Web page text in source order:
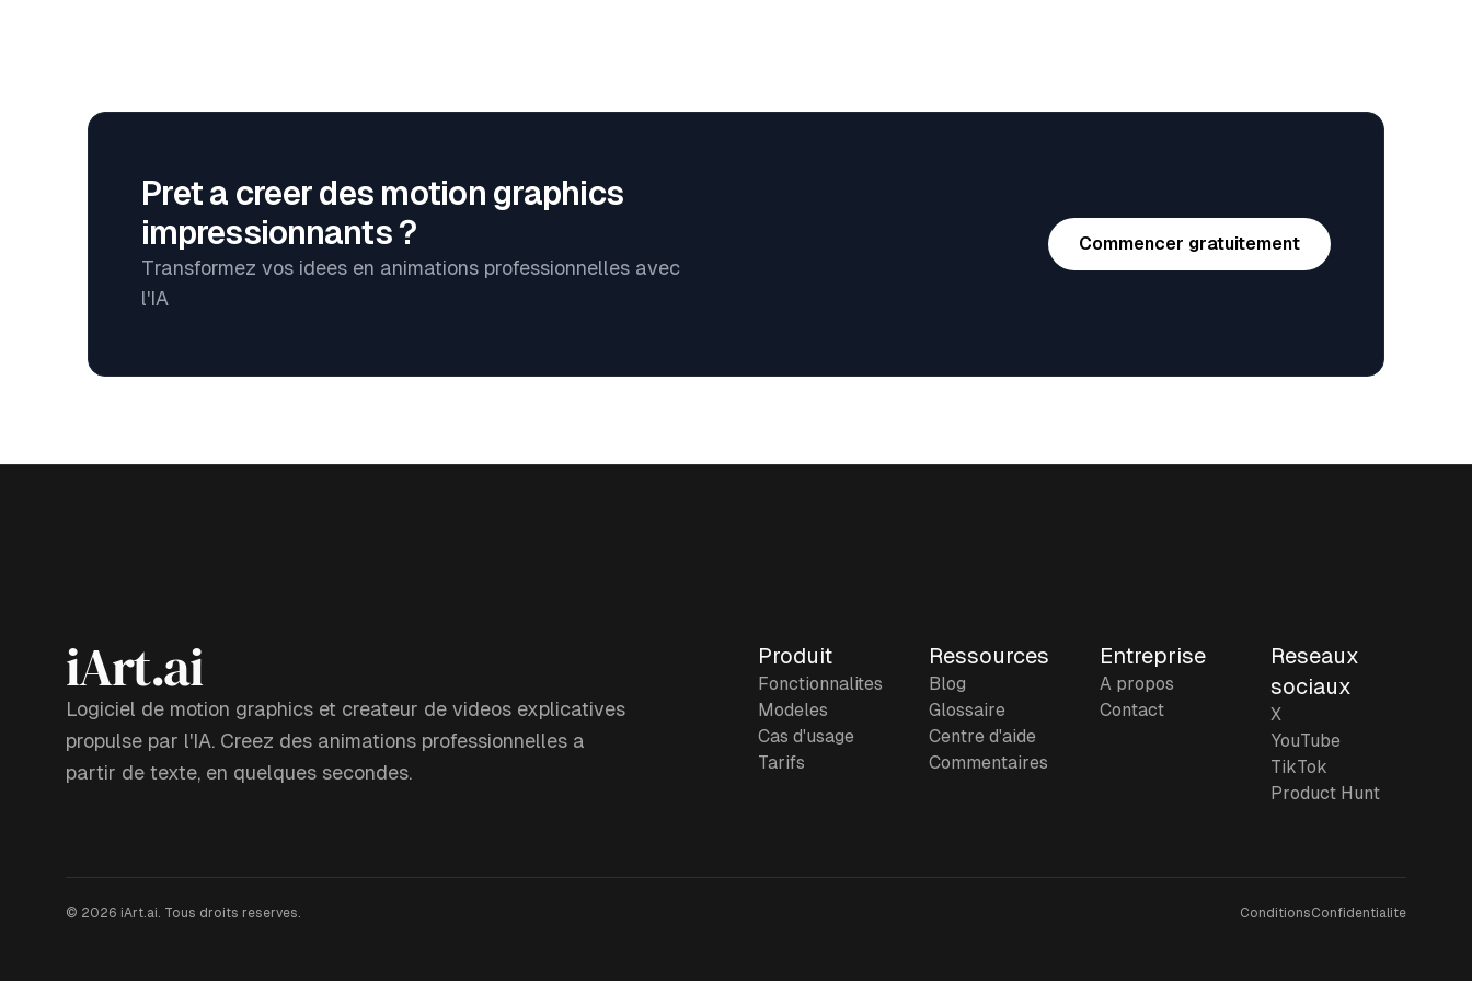
Pret a creer des motion graphics
impressionnants ?
Transformez vos idees en animations professionnelles avec
l'IA
Commencer gratuitement
iArt.ai
Logiciel de motion graphics et createur de videos explicatives
propulse par l'IA. Creez des animations professionnelles a
partir de texte, en quelques secondes.
Produit
Fonctionnalites
Modeles
Cas d'usage
Tarifs
Ressources
Blog
Glossaire
Centre d'aide
Commentaires
Entreprise
A propos
Contact
Reseaux
sociaux
X
YouTube
TikTok
Product Hunt
© 2026 iArt.ai. Tous droits reserves. ConditionsConfidentialite